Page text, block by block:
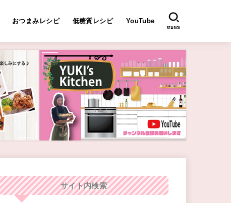
おつまみレシピ 低糖質レシピ YouTube
SEARCH
サイト内検索